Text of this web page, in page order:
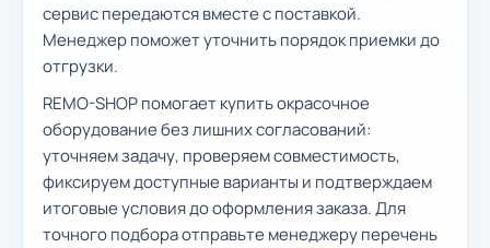
сервис передаются вместе с поставкой.
Менеджер поможет уточнить порядок приемки до
отгрузки.
REMO-SHOP помогает купить окрасочное
оборудование без лишних согласований:
уточняем задачу, проверяем совместимость,
фиксируем доступные варианты и подтверждаем
итоговые условия до оформления заказа. Для
точного подбора отправьте менеджеру перечень